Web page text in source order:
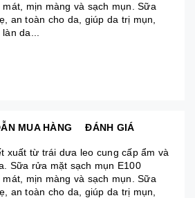
mịn màng và sạch mụn. Sữa
an toàn cho da, giúp da trị mụn,
da...
MUA HÀNG ĐÁNH GIÁ
xuất từ trái dưa leo cung cấp ẩm và
Sữa rửa mặt sạch mụn E100
mịn màng và sạch mụn. Sữa
an toàn cho da, giúp da trị mụn,